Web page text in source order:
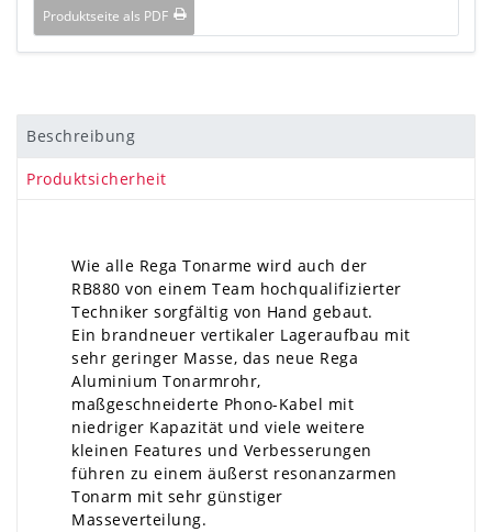
Produktseite als PDF
Beschreibung
Produktsicherheit
Wie alle Rega Tonarme wird auch der
RB880 von einem Team hochqualifizierter
Techniker sorgfältig von Hand gebaut.
Ein brandneuer vertikaler Lageraufbau mit
sehr geringer Masse, das neue Rega
Aluminium Tonarmrohr,
maßgeschneiderte Phono-Kabel mit
niedriger Kapazität und viele weitere
kleinen Features und Verbesserungen
führen zu einem äußerst resonanzarmen
Tonarm mit sehr günstiger
Masseverteilung.